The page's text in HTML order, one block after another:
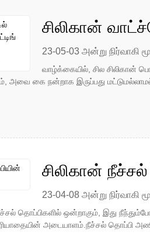
சிலிகான்
23-05-03 அன்று நிர்வாகி
வாழ்க்கையில், சில சிலிகான்
அவை கை நன்றாக இருப்பது
சிலிகான்
23-04-08 அன்று நிர்வாகி
தொப்பிகளில் ஒன்றாகும், இது
அடையாளம்.நீச்சல் தொப்பி